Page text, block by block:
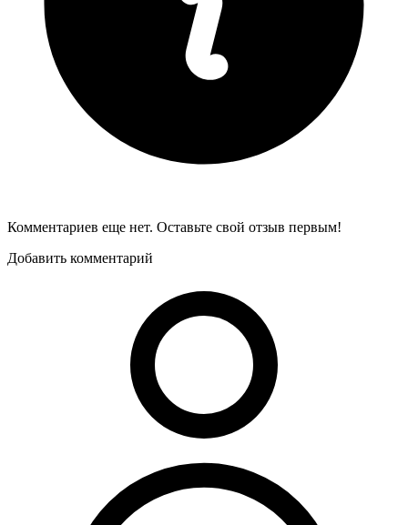
Комментариев еще нет. Оставьте свой отзыв первым!
Добавить комментарий